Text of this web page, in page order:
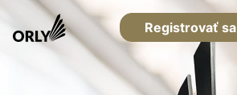
Registrovať sa